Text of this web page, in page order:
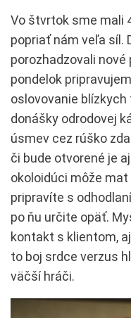
Vo štvrtok sme mali
popriať nám veľa síl.
porozhadzovali
pondelok
oslovovanie
donášky odrodovej
úsmev cez rúško
či bude otvorené je
okoloidúci môže
pripravíte s
po ňu určite opäť.
kontakt s klientom,
to boj srdce verzus
väčší hráči.